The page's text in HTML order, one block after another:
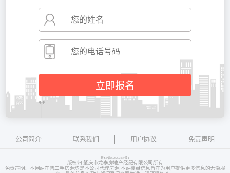
公司简介 联系我们 用户协议 免责声明
粤ICP备2024292474号-1
版权归 肇庆市龙泰房地产经纪有限公司所有
免责声明：本网站在售二手房源均是本公司代理房源 本站楼盘信息旨在为用户提供更多信息的无偿服